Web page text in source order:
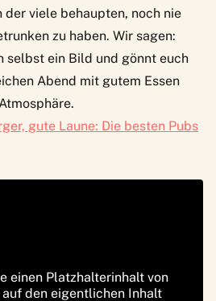
der viele behaupten, noch nie
zu haben. Wir sagen:
selbst ein Bild und gönnt euch
Abend mit gutem Essen
gute Laune: Die besten Pubs
einen Platzhalterinhalt von
auf den eigentlichen Inhalt